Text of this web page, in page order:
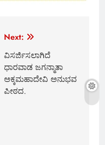
Next:
ವಿಸರ್ಜಿಸಲಾಗಿದೆ
ಧಾರವಾಡ ಜಗನ್ಮಾತಾ
ಅಕ್ಕಮಹಾದೇವಿ ಅನುಭವ
ಪೀಠದ.